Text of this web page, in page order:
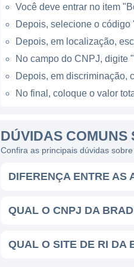
possíveis e a gestão
governança corporativa e
A Bradespar também é
iniciativas que visam
investimentos em
HISTÓRICO DA
relacionados ao Grupo
empresas investidas
holdings do Brasil.
Você deve entrar no item
Depois, selecione o
Depois, em localização,
No campo do CNPJ, digite
Depois, em discriminação,
No final, coloque o valor
DÚVIDAS COMUNS
Confira as principais dúvidas
DIFERENÇA ENTRE AS
QUAL O CNPJ DA
QUAL O SITE DE RI DA